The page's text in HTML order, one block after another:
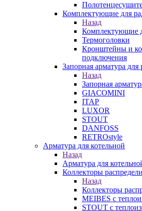
Комплектующие для
Назад
Комплектующие
Термоголовки
Кронштейны и
подключения
Запорная арматура для
Назад
Запорная
GIACOMINI
ITAP
LUXOR
STOUT
DANFOSS
RETROstyle
Арматура для котельной
Назад
Арматура для
Коллекторы
Назад
Коллекторы
MEIBES с
STOUT с